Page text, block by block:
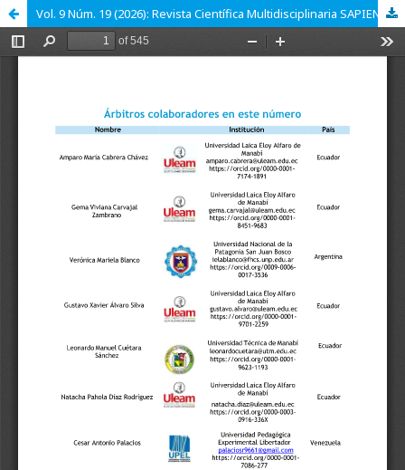
Vol. 9 Núm. 19 (2026): Revista Científica Multidisciplinaria SAPIENTIAE